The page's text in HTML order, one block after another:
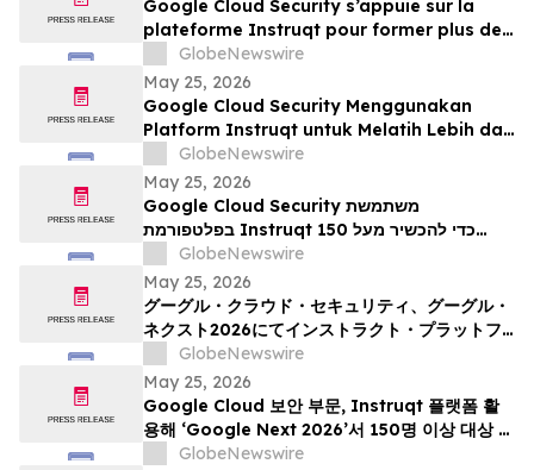
Google Cloud Security s’appuie sur la
plateforme Instruqt pour former plus de
150 professionnels à l’IA agentique à
l’occasion du Google Cloud Next 2026
GlobeNewswire
May 25, 2026
Google Cloud Security Menggunakan
Platform Instruqt untuk Melatih Lebih dari
150 Praktisi tentang AI Agentik pada
Google Next 2026
GlobeNewswire
May 25, 2026
Google Cloud Security משתמשת
בפלטפורמת Instruqt כדי להכשיר מעל 150
אנשי מקצוע בתחום הבינה המלאכותית הסוכנית
ב-Google Next 2026
GlobeNewswire
May 25, 2026
グーグル・クラウド・セキュリティ、グーグル・
ネクスト2026にてインストラクト・プラットフ
ォームを活用し、150名以上の実務者を対象にエ
ージェント型AIのトレーニングを実施
GlobeNewswire
May 25, 2026
Google Cloud 보안 부문, Instruqt 플랫폼 활
용해 ‘Google Next 2026’서 150명 이상 대상 에
이전틱 AI 교육 진행
GlobeNewswire